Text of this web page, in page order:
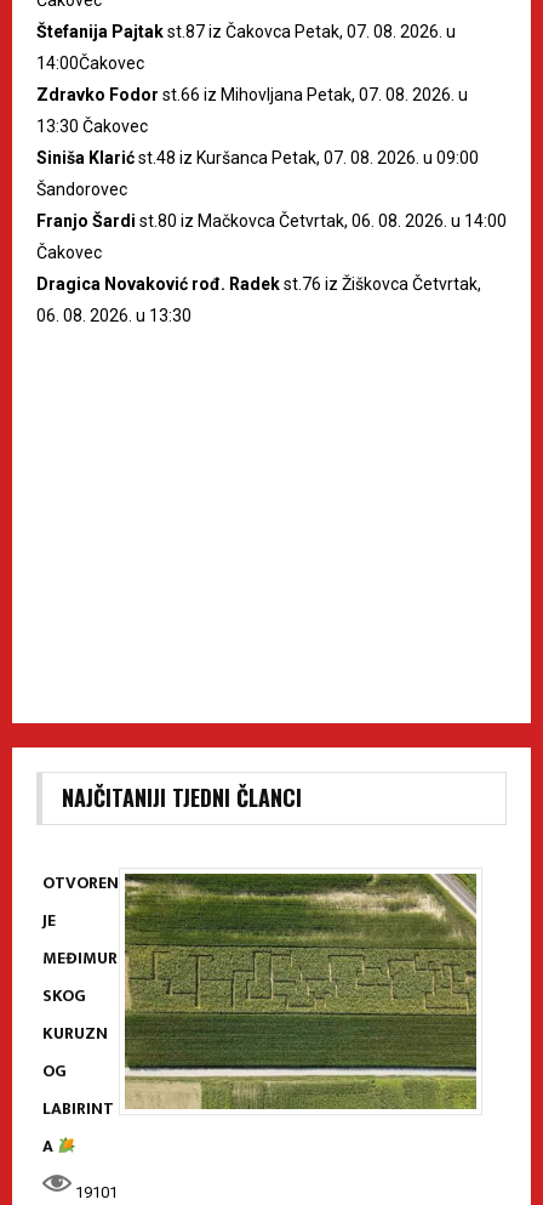
Štefanija Pajtakst.87 iz Čakovca Petak, 07. 08. 2026. u
14:00Čakovec
Zdravko Fodor st.66 iz Mihovljana Petak, 07. 08. 2026. u
13:30 Čakovec
Siniša Klarićst.48 iz Kuršanca Petak, 07. 08. 2026. u 09:00
Šandorovec
Franjo Šardi st.80 iz Mačkovca Četvrtak, 06. 08. 2026. u 14:00
Čakovec
Dragica Novaković rođ. Radekst.76 iz Žiškovca Četvrtak,
06. 08. 2026. u 13:30
NAJČITANIJI TJEDNI ČLANCI
OTVOREN
JE
MEĐIMUR
SKOG
KURUZN
OG
LABIRINT
A
19101